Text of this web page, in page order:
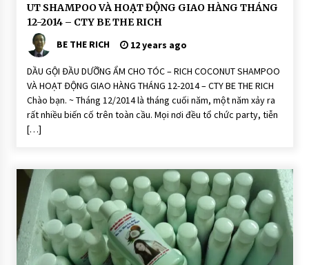
u
G
ộ
Đ
ầ
u
D
ư
ỡ
n
g
T
ó
O
Ạ
T
Đ
N
G
UT SHAMPOO VÀ HOẠT ĐỘNG GIAO HÀNG THÁNG
12-2014 – CTY BE THE RICH
BE THE RICH
12 years ago
DẦU GỘI ĐẦU DƯỠNG ẨM CHO TÓC – RICH COCONUT SHAMPOO
VÀ HOẠT ĐỘNG GIAO HÀNG THÁNG 12-2014 – CTY BE THE RICH
Chào bạn. ~ Tháng 12/2014 là tháng cuối năm, một năm xảy ra
rất nhiều biến cố trên toàn cầu. Mọi nơi đều tổ chức party, tiễn
[…]